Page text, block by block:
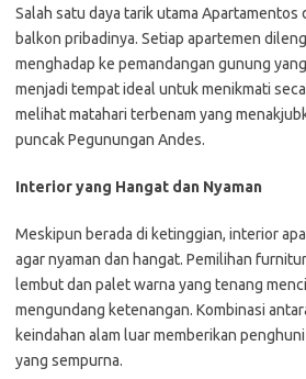
Salah satu daya tarik utama Apartamentos
balkon pribadinya. Setiap apartemen
menghadap ke pemandangan gunung
menjadi tempat ideal untuk menikmati
melihat matahari terbenam yang
puncak Pegunungan Andes.
Interior yang Hangat dan Nyaman
Meskipun berada di ketinggian, interior
agar nyaman dan hangat. Pemilihan
lembut dan palet warna yang tenang
mengundang ketenangan. Kombinasi
keindahan alam luar memberikan
yang sempurna.